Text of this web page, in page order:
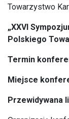
Towarzystwo
„XXVI
Polskiego
Termin
Miejsce
Przewidywana